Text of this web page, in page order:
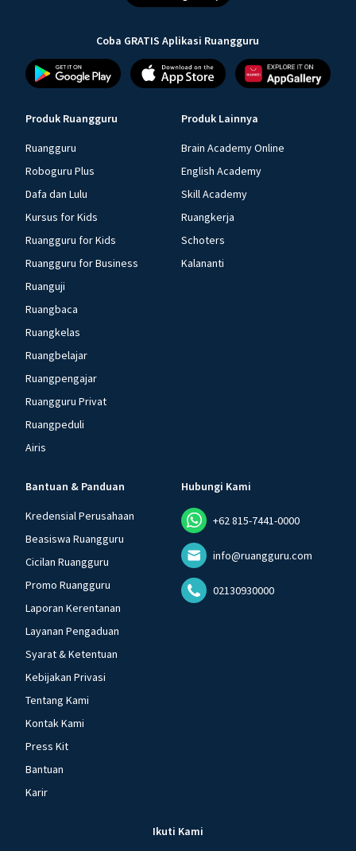
Coba GRATIS Aplikasi Ruangguru
Produk Ruangguru
Ruangguru
Roboguru Plus
Dafa dan Lulu
Kursus for Kids
Ruangguru for Kids
Ruangguru for Business
Ruanguji
Ruangbaca
Ruangkelas
Ruangbelajar
Ruangpengajar
Ruangguru Privat
Ruangpeduli
Airis
Produk Lainnya
Brain Academy Online
English Academy
Skill Academy
Ruangkerja
Schoters
Kalananti
Bantuan & Panduan
Kredensial Perusahaan
Beasiswa Ruangguru
Cicilan Ruangguru
Promo Ruangguru
Laporan Kerentanan
Layanan Pengaduan
Syarat & Ketentuan
Kebijakan Privasi
Tentang Kami
Kontak Kami
Press Kit
Bantuan
Karir
Hubungi Kami
+62 815-7441-0000
info@ruangguru.com
02130930000
Ikuti Kami